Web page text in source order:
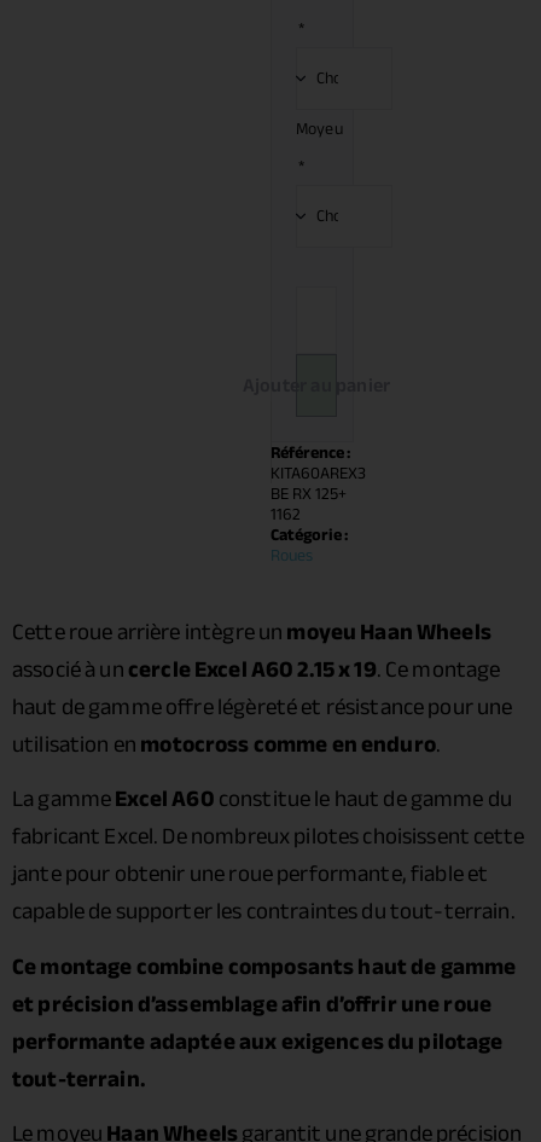
*
Moyeu
*
Référence :
KITA60AREX3
BE RX 125+
1162
Catégorie :
Roues
Cette roue arrière intègre unmoyeu Haan Wheels
associé à uncercle Excel A60 2.15 x 19. Ce montage
haut de gamme offre légèreté et résistance pour une
utilisation enmotocross comme en enduro.
La gammeExcel A60constitue le haut de gamme du
fabricant Excel. De nombreux pilotes choisissent cette
jante pour obtenir une roue performante, fiable et
capable de supporter les contraintes du tout-terrain.
Ce montage combine composants haut de gamme
et précision d’assemblage afin d’offrir une roue
performante adaptée aux exigences du pilotage
tout-terrain.